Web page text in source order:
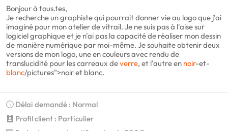
Bonjour à tous.tes,
Je recherche un graphiste qui pourrait donner vie au logo que j'ai
imaginé pour mon atelier de vitrail. Je ne suis pas à l'aise sur
logiciel graphique et je n'ai pas la capacité de réaliser mon dessin
de manière numérique par moi-même. Je souhaite obtenir deux
versions de mon logo, une en couleurs avec rendu de
translucidité pour les carreaux deverre, et l'autre en noir-et-
blanc/pictures">noir et blanc.
Délai demandé : Normal
Profil client : Particulier